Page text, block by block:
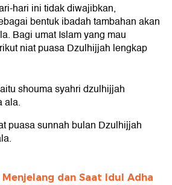
hari ini tidak diwajibkan,
bentuk ibadah tambahan akan
Bagi umat Islam yang mau
niat puasa Dzulhijjah lengkap
shouma syahri dzulhijjah
ala.
puasa sunnah bulan Dzulhijjah
Menjelang dan Saat Idul Adha